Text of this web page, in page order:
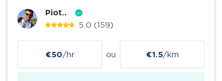
Piot..
5.0 (159)
€50/hr ou €1.5/km